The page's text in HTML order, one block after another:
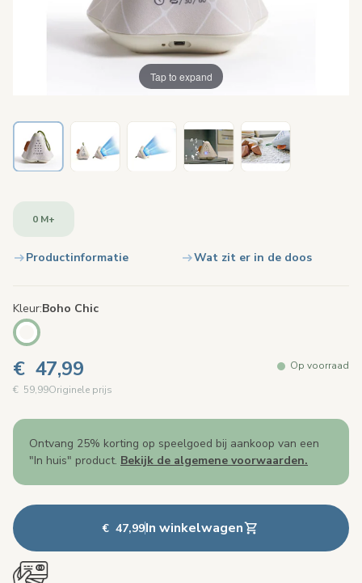
Tap to expand
0 M+
Productinformatie Wat zit er in de doos
Kleur Boho Chic
€ 47,99
€ 59,99Originele prijs
Op voorraad
Ontvang 25% korting op speelgoed bij aankoop van een
"In huis" product. Bekijk de algemene voorwaarden.
€ 47,99In winkelwagen